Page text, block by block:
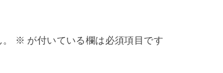
※ が付いている欄は必須項目です